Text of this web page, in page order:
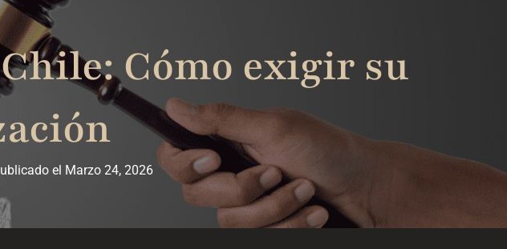
Cómo exigir su
el Marzo 24, 2026